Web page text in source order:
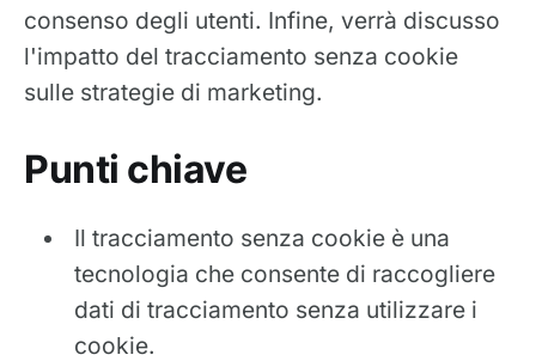
consenso degli utenti. Infine, verrà discusso
l'impatto del tracciamento senza cookie
sulle strategie di marketing.
Punti chiave
Il tracciamento senza cookie è una
tecnologia che consente di raccogliere
dati di tracciamento senza utilizzare i
cookie.